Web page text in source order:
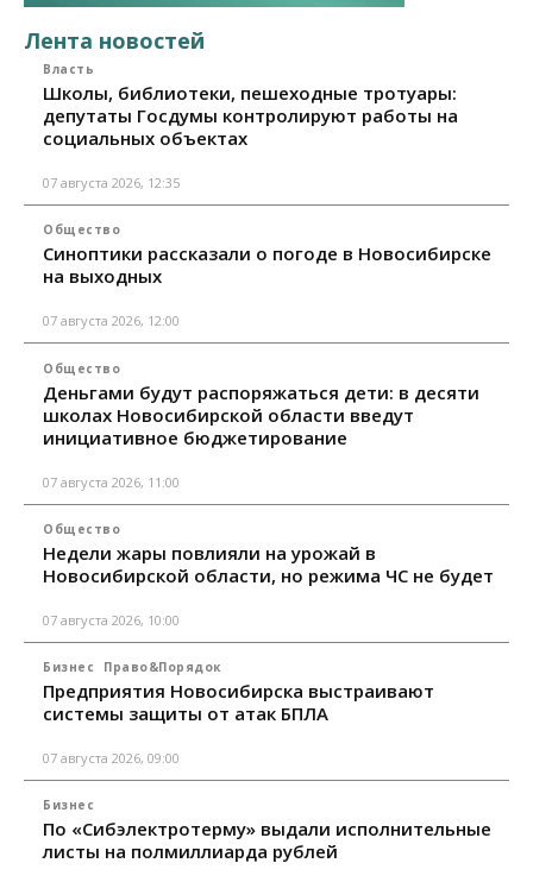
Лента новостей
Власть
Школы, библиотеки, пешеходные тротуары:
депутаты Госдумы контролируют работы на
социальных объектах
07 августа 2026, 12:35
Общество
Синоптики рассказали о погоде в Новосибирске
на выходных
07 августа 2026, 12:00
Общество
Деньгами будут распоряжаться дети: в десяти
школах Новосибирской области введут
инициативное бюджетирование
07 августа 2026, 11:00
Общество
Недели жары повлияли на урожай в
Новосибирской области, но режима ЧС не будет
07 августа 2026, 10:00
Бизнес Право&Порядок
Предприятия Новосибирска выстраивают
системы защиты от атак БПЛА
07 августа 2026, 09:00
Бизнес
По «Сибэлектротерму» выдали исполнительные
листы на полмиллиарда рублей